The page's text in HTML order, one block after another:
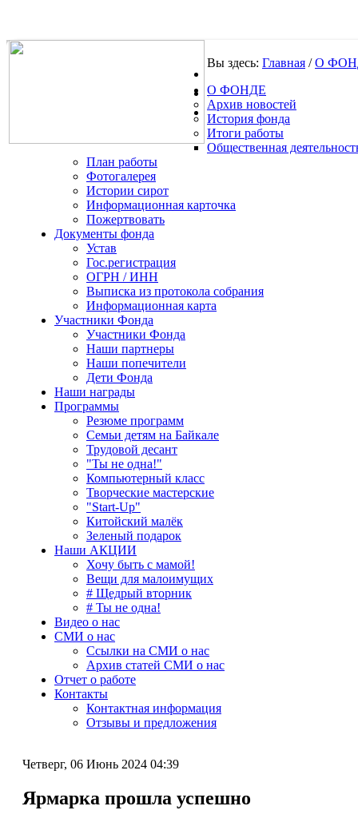
.
Вы здесь: Главная /О
О ФОНДЕ
Архив новостей
История фонда
Итоги работы
Общественная
План работы
Фотогалерея
Истории сирот
Информационная карточка
Пожертвовать
Документы фонда
Устав
Гос.регистрация
ОГРН / ИНН
Выписка из протокола собрания
Информационная карта
Участники Фонда
Участники Фонда
Наши партнеры
Наши попечители
Дети Фонда
Наши награды
Программы
Резюме программ
Семьи детям на Байкале
Трудовой десант
"Ты не одна!"
Компьютерный класс
Творческие мастерские
"Start-Up"
Китойский малёк
Зеленый подарок
Наши АКЦИИ
Хочу быть с мамой!
Вещи для малоимущих
# Щедрый вторник
# Ты не одна!
Видео о нас
СМИ о нас
Ссылки на СМИ о нас
Архив статей СМИ о нас
Отчет о работе
Контакты
Контактная информация
Отзывы и предложения
Четверг, 06 Июнь 2024 04:39
Ярмарка прошла успешно